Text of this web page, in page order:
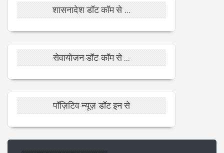
शासनादेश डॉट कॉम से ...
सेवायोजन डॉट कॉम से ...
पॉज़िटिव न्यूज़ डॉट इन से